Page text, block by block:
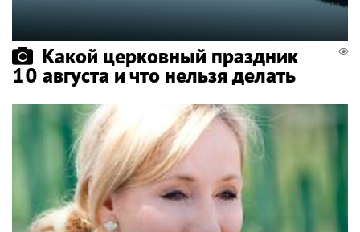
Какой церковный праздник
10 августа и что нельзя делать